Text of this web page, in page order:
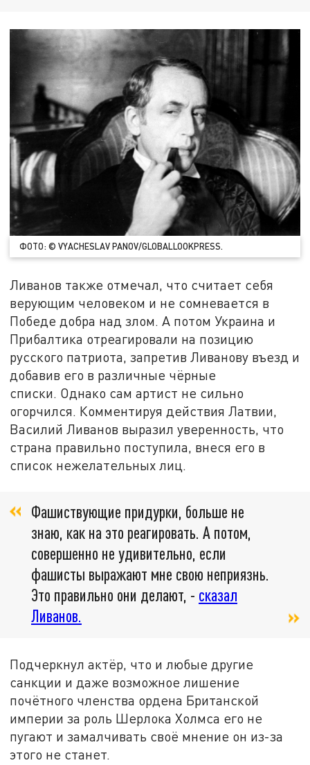
ФОТО: © VYACHESLAV PANOV/GLOBALLOOKPRESS.
Ливанов также отмечал, что считает себя
верующим человеком и не сомневается в
Победе добра над злом. А потомУкраина и
Прибалтика отреагировали на позицию
русского патриота, запретив Ливанову въезд и
добавив его в различные чёрные
списки. Однако сам артист не сильно
огорчился. Комментируя действия Латвии,
Василий Ливанов выразил уверенность, что
страна правильно поступила, внеся его в
список нежелательных лиц.
Фашиствующие придурки, больше не
знаю, как на это реагировать. А потом,
совершенно не удивительно, если
фашисты выражают мне свою неприязнь.
Это правильно они делают, - сказал
Ливанов.
Подчеркнул актёр, что и любые другие
санкции и даже возможное лишение
почётного членства ордена Британской
империи за роль Шерлока Холмса его не
пугают и замалчивать своё мнение он из-за
этого не станет.